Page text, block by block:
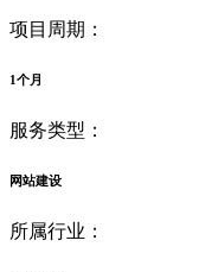
项目周期：
1个月
服务类型：
网站建设
所属行业：